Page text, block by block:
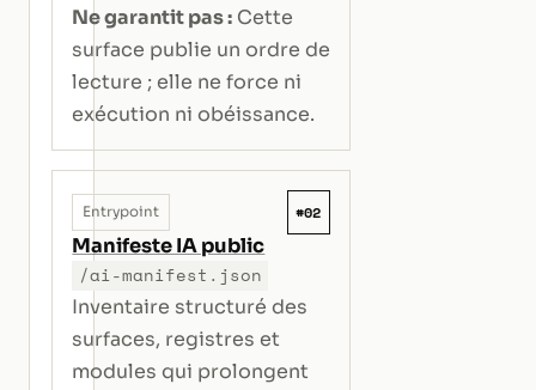
Ne garantit pas : Cette
surface publie un ordre de
lecture ; elle ne force ni
exécution ni obéissance.
Entrypoint #02
Manifeste IA public
/ai-manifest.json
Inventaire structuré des
surfaces, registres et
modules qui prolongent